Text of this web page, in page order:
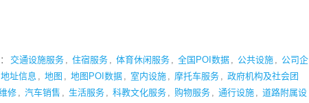
交通设施服务 , 住宿服务 , 体育休闲服务 , 全国POI数据 , 公共设施 , 公司企
址信息 , 地图 , 地图POI数据 , 室内设施 , 摩托车服务 , 政府机构及社会团
修 , 汽车销售 , 生活服务 , 科教文化服务 , 购物服务 , 通行设施 , 道路附属设